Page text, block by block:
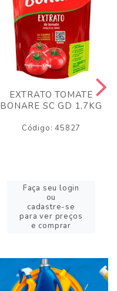
EXTRATO TOMATE
BONARE SC GD 1,7KG
Código: 45827
Faça seu login
ou
cadastre-se
para ver preços
e comprar